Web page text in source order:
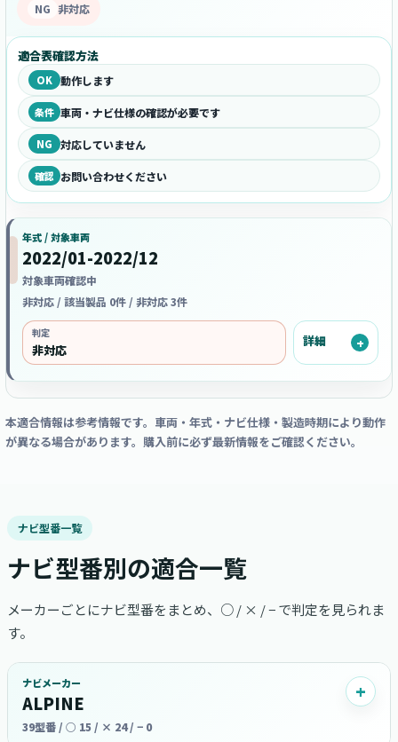
NG 非対応
適合表確認方法
OK 動作します
条件 車両・ナビ仕様の確認が必要です
NG 対応していません
確認 お問い合わせください
年式 / 対象車両
2022/01-2022/12
対象車両確認中
非対応 / 該当製品 0件 / 非対応 3件
判定
非対応
詳細
本適合情報は参考情報です。車両・年式・ナビ仕様・製造時期により動作
が異なる場合があります。購入前に必ず最新情報をご確認ください。
ナビ型番一覧
ナビ型番別の適合一覧
メーカーごとにナビ型番をまとめ、○ / × / − で判定を見られま
す。
ナビメーカー
ALPINE
39型番 / ○ 15 / × 24 / − 0